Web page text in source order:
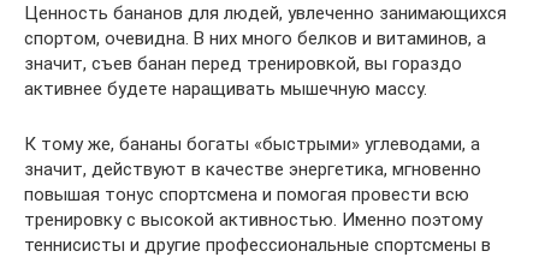
Ценность бананов для людей, увлеченно занимающихся
спортом, очевидна. В них много белков и витаминов, а
значит, съев банан перед тренировкой, вы гораздо
активнее будете наращивать мышечную массу.
К тому же, бананы богаты «быстрыми» углеводами, а
значит, действуют в качестве энергетика, мгновенно
повышая тонус спортсмена и помогая провести всю
тренировку с высокой активностью. Именно поэтому
теннисисты и другие профессиональные спортсмены в